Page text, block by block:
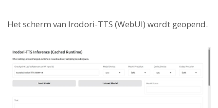
Het scherm van Irodori-TTS (WebUI) wordt geopend.